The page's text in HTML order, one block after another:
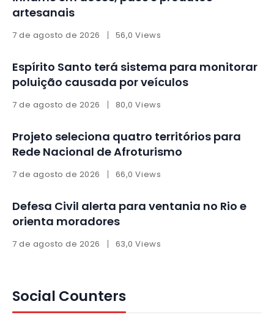
artesanais
7 de agosto de 2026 56,0 Views
Espírito Santo terá sistema para monitorar
poluição causada por veículos
7 de agosto de 2026 80,0 Views
Projeto seleciona quatro territórios para
Rede Nacional de Afroturismo
7 de agosto de 2026 66,0 Views
Defesa Civil alerta para ventania no Rio e
orienta moradores
7 de agosto de 2026 63,0 Views
Social Counters